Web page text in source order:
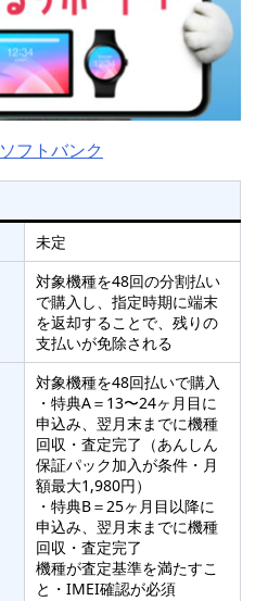
ソフトバンク
未定
対象機種を48回の分割払い
で購入し、指定時期に端末
を返却することで、残りの
支払いが免除される
対象機種を48回払いで購入
・特典A＝13〜24ヶ月目に
申込み、翌月末までに機種
回収・査定完了（あんしん
保証パック加入が条件・月
額最大1,980円）
・特典B＝25ヶ月目以降に
申込み、翌月末までに機種
回収・査定完了
機種が査定基準を満たすこ
と・IMEI確認が必須